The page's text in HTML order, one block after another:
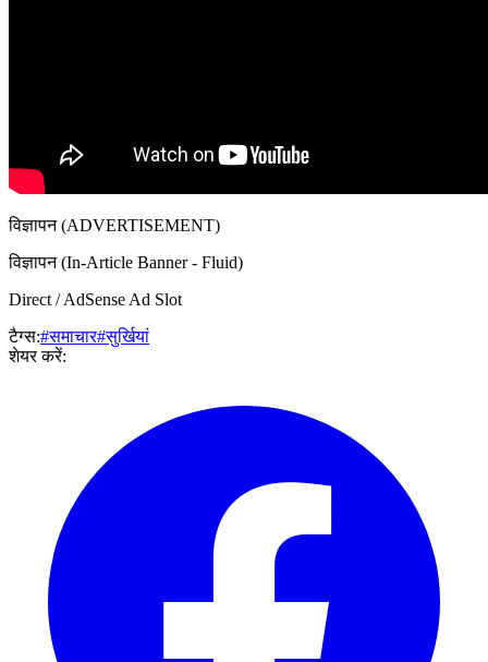
विज्ञापन (ADVERTISEMENT)
विज्ञापन (In-Article Banner - Fluid)
Direct / AdSense Ad Slot
टैग्स:#समाचार#सुर्खियां
शेयर करें: